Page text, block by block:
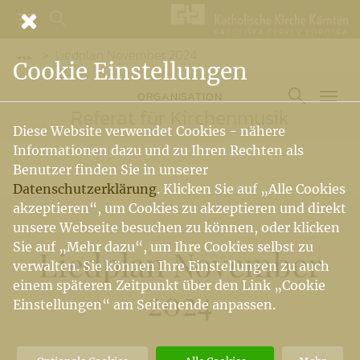
Referat für Kirchenmusik
Liedplan November
2024
Cookie Einstellungen
Diese Website verwendet Cookies - nähere
Informationen dazu und zu Ihren Rechten als
Benutzer finden Sie in unserer
Datenschutzerklärung. Klicken Sie auf „Alle Cookies
akzeptieren“, um Cookies zu akzeptieren und direkt
unsere Webseite besuchen zu können, oder klicken
Sie auf „Mehr dazu“, um Ihre Cookies selbst zu
verwalten. Sie können Ihre Einstellungen zu auch
einem späteren Zeitpunkt über den Link „Cookie
Einstellungen“ am Seitenende anpassen.